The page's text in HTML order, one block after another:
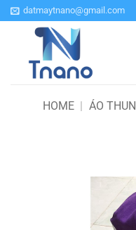
Bỏ
qua
datmaytnano@gmail.com
HOME | ÁO THUN